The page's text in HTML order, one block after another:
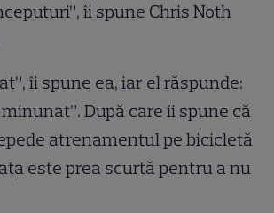
îi spune Chris Noth
îi spune ea, iar el răspunde:
După care îi spune că
atrenamentul pe bicicletă
este prea scurtă pentru a nu